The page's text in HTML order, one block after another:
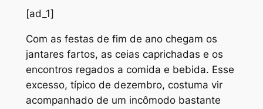
[ad_1]
Com as festas de fim de ano chegam os
jantares fartos, as ceias caprichadas e os
encontros regados a comida e bebida. Esse
excesso, típico de dezembro, costuma vir
acompanhado de um incômodo bastante